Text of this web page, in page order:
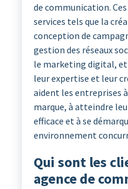
de communication.
services tels que la
conception de
gestion des réseaux
le marketing digital, et
leur expertise et leur
aident les entreprises
marque, à atteindre
efficace et à se
environnement
Qui sont les
agence de